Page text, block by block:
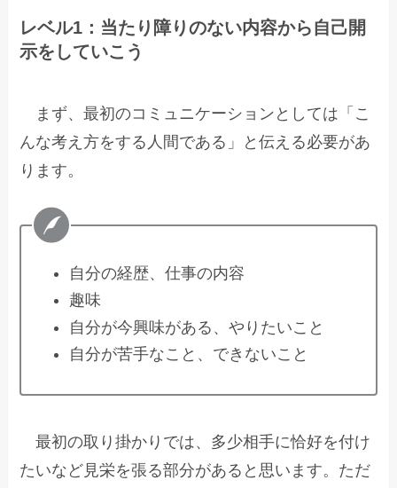
レベル1：当たり障りのない内容から自己開
示をしていこう
まず、最初のコミュニケーションとしては「こ
んな考え方をする人間である」と伝える必要があ
ります。
自分の経歴、仕事の内容
趣味
自分が今興味がある、やりたいこと
自分が苦手なこと、できないこと
最初の取り掛かりでは、多少相手に恰好を付け
たいなど見栄を張る部分があると思います。ただ